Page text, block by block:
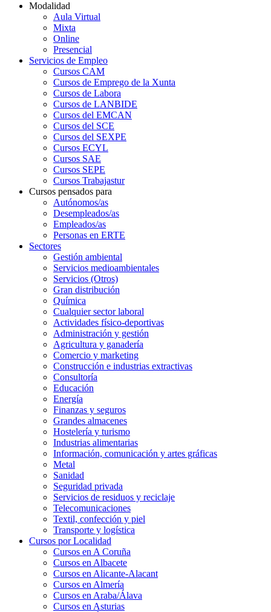
Modalidad
Aula Virtual
Mixta
Online
Presencial
Servicios de Empleo
Cursos CAM
Cursos de Emprego de la Xunta
Cursos de Labora
Cursos de LANBIDE
Cursos del EMCAN
Cursos del SCE
Cursos del SEXPE
Cursos ECYL
Cursos SAE
Cursos SEPE
Cursos Trabajastur
Cursos pensados para
Autónomos/as
Desempleados/as
Empleados/as
Personas en ERTE
Sectores
Gestión ambiental
Servicios medioambientales
Servicios (Otros)
Gran distribución
Química
Cualquier sector laboral
Actividades físico-deportivas
Administración y gestión
Agricultura y ganadería
Comercio y marketing
Construcción e industrias extractivas
Consultoría
Educación
Energía
Finanzas y seguros
Grandes almacenes
Hostelería y turismo
Industrias alimentarias
Información, comunicación y artes gráficas
Metal
Sanidad
Seguridad privada
Servicios de residuos y reciclaje
Telecomunicaciones
Textil, confección y piel
Transporte y logística
Cursos por Localidad
Cursos en A Coruña
Cursos en Albacete
Cursos en Alicante-Alacant
Cursos en Almería
Cursos en Araba/Álava
Cursos en Asturias